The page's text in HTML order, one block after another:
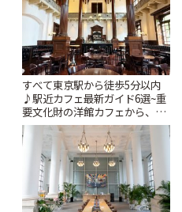
すべて東京駅から徒歩5分以内
♪駅近カフェ最新ガイド6選~重
要文化財の洋館カフェから、改
札すぐのレトロ喫茶まで~ | こと
りっぷ